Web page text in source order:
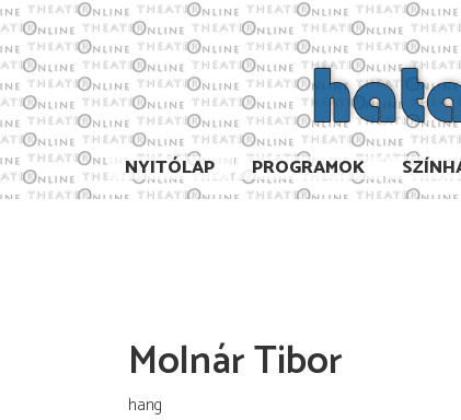
NYITÓLAP PROGRAMOK
Molnár Tibor
hang